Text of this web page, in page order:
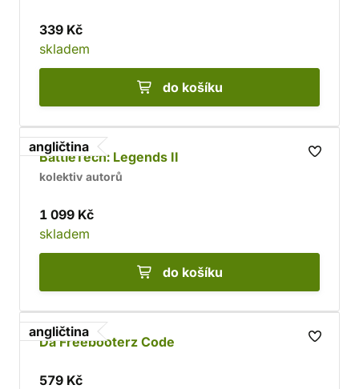
339 Kč
skladem
do košíku
angličtina
BattleTech: Legends II
kolektiv autorů
1 099 Kč
skladem
do košíku
angličtina
Da Freebooterz Code
579 Kč